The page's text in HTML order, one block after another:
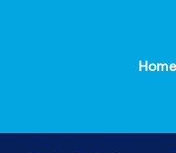
Home